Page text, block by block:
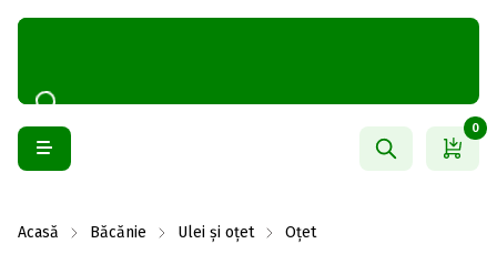
0
Acasă Băcănie Ulei și oțet Oțet